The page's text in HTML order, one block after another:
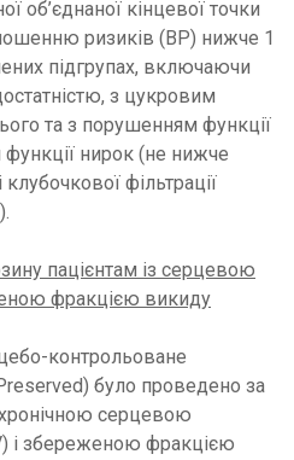
об’єднаної кінцевої точки
ризиків (ВР) нижче 1
підгрупах, включаючи
з цукровим
та з порушенням функції
нирок (не нижче
фільтрації
пацієнтам із серцевою
фракцією викиду
контрольоване
було проведено за
хронічною серцевою
і збереженою фракцією